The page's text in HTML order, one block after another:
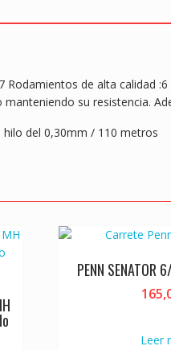
b
o
k
er l
de alta calidad
su resistencia.
hilo del 0,30mm / 110 metros
PENN SENATOR
Leer